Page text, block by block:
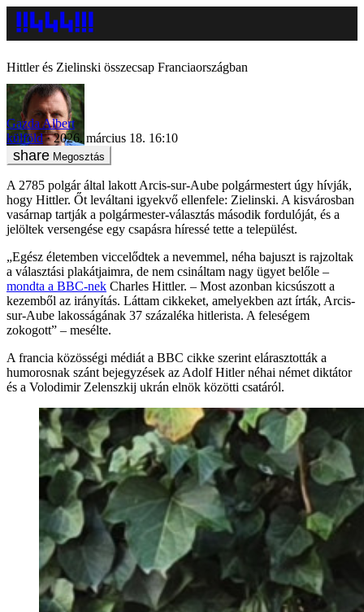
Hittler és Zielinski összecsap Franciaországban
Gazda Albert
külföld
2026. március 18. 16:10
Megosztás
A 2785 polgár által lakott Arcis-sur-Aube polgármestert úgy hívják,
hogy Hittler. Őt leváltani igyekvő ellenfele: Zielinski. A kisvárosban
vasárnap tartják a polgármester-választás második fordulóját, és a
jelöltek versengése egy csapásra híressé tette a települést.
„Egész életemben viccelődtek a nevemmel, néha bajuszt is rajzoltak
a választási plakátjaimra, de nem csináltam nagy ügyet belőle –
mondta a BBC-nek Charles Hittler. – Most azonban kicsúszott a
kezemből az irányítás. Láttam cikkeket, amelyekben azt írták, Arcis-
sur-Aube lakosságának 37 százaléka hitlerista. A feleségem
zokogott” – mesélte.
A francia közösségi médiát a BBC cikke szerint elárasztották a
humorosnak szánt bejegyzések az Adolf Hitler néhai német diktátor
és a Volodimir Zelenszkij ukrán elnök közötti csatáról.